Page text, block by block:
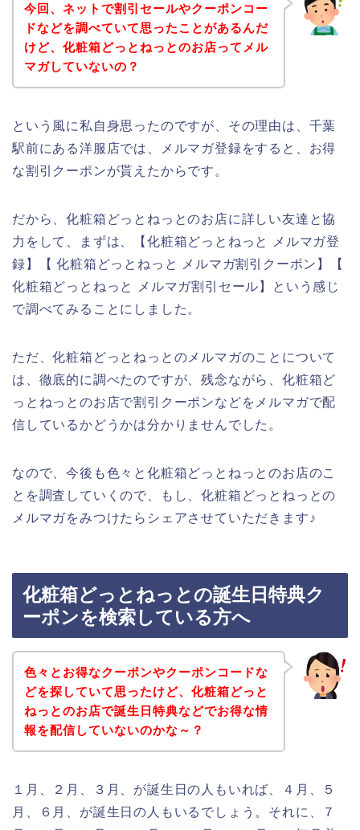
今回、ネットで割引セールやクーポンコー
ドなどを調べていて思ったことがあるんだ
けど、化粧箱どっとねっとのお店ってメル
マガしていないの？
という風に私自身思ったのですが、その理由は、千葉
駅前にある洋服店では、メルマガ登録をすると、お得
な割引クーポンが貰えたからです。
だから、化粧箱どっとねっとのお店に詳しい友達と協
力をして、まずは、【化粧箱どっとねっと メルマガ登
録】【 化粧箱どっとねっと メルマガ割引クーポン】【
化粧箱どっとねっと メルマガ割引セール】という感じ
で調べてみることにしました。
ただ、化粧箱どっとねっとのメルマガのことについて
は、徹底的に調べたのですが、残念ながら、化粧箱ど
っとねっとのお店で割引クーポンなどをメルマガで配
信しているかどうかは分かりませんでした。
なので、今後も色々と化粧箱どっとねっとのお店のこ
とを調査していくので、もし、化粧箱どっとねっとの
メルマガをみつけたらシェアさせていただきます♪
化粧箱どっとねっとの誕生日特典ク
ーポンを検索している方へ
色々とお得なクーポンやクーポンコードな
どを探していて思ったけど、化粧箱どっと
ねっとのお店で誕生日特典などでお得な情
報を配信していないのかな～？
１月、２月、３月、が誕生日の人もいれば、４月、５
月、６月、が誕生日の人もいるでしょう。それに、７